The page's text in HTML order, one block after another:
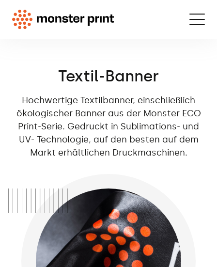
Textil-Banner
Hochwertige Textilbanner, einschließlich
ökologischer Banner aus der Monster ECO
Print-Serie. Gedruckt in Sublimations- und
UV- Technologie, auf den besten auf dem
Markt erhältlichen Druckmaschinen.